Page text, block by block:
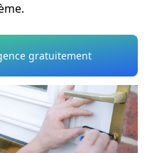
gratuitement